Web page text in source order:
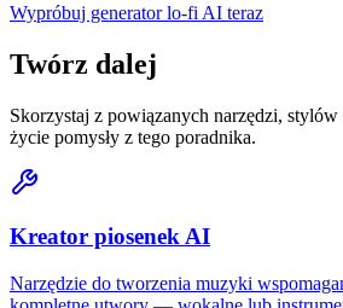
Wypróbuj generator lo-fi AI teraz
Twórz dalej
Skorzystaj z powiązanych narzędzi,
życie pomysły z tego poradnika.
Kreator piosenek AI
Narzędzie do tworzenia muzyki